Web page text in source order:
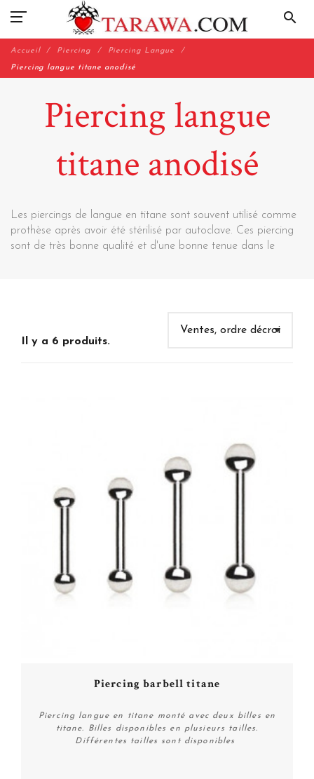
search
Accueil Piercing Piercing Langue
Piercing langue titane anodisé
Piercing langue
titane anodisé
Les piercings de langue en titane sont souvent utilisé comme
prothèse après avoir été stérilisé par autoclave. Ces piercing
sont de très bonne qualité et d'une bonne tenue dans le
Il y a 6 produits.
Piercing barbell titane
Piercing langue en titane monté avec deux billes en
titane. Billes disponibles en plusieurs tailles.
Différentes tailles sont disponibles